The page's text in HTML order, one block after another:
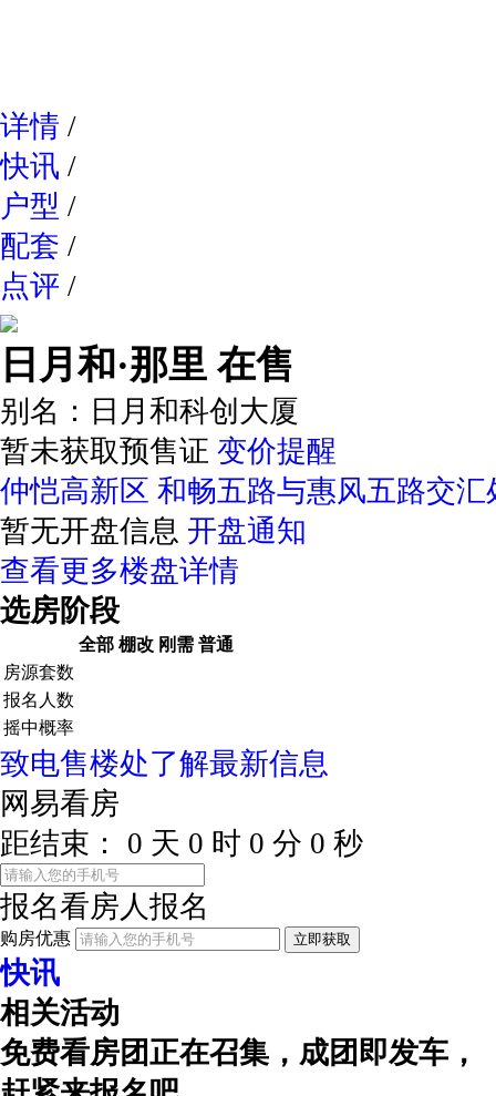
详情 /
快讯 /
户型 /
配套 /
点评 /
日月和·那里 在售
别名： 日月和科创大厦
暂未获取预售证 变价提醒
仲恺高新区 和畅五路与惠风五路交汇
暂无开盘信息 开盘通知
查看更多楼盘详情
选房阶段
全部 棚改 刚需 普通
房源套数
报名人数
摇中概率
致电售楼处了解最新信息
网易看房
距结束：
0 天 0 时 0 分 0 秒
报名看房人报名
购房优惠 立即获取
快讯
相关活动
免费看房团正在召集，成团即发车，